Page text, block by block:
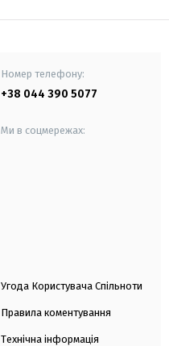
Номер телефону:
+38 044 390 5077
Ми в соцмережах:
Угода Користувача Спільноти
Правила коментування
Технічна інформація